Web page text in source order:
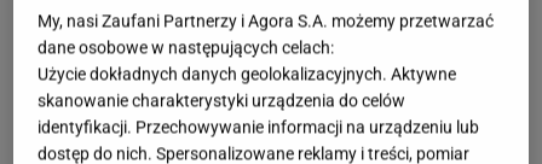
Lisafiitt pokazała Instagramie, jak prawidłowo
wykonać stretching
My, nasi Zaufani Partnerzy i Agora S.A. możemy przetwarzać
dane osobowe w następujących celach:
Użycie dokładnych danych geolokalizacyjnych. Aktywne
skanowanie charakterystyki urządzenia do celów
identyfikacji. Przechowywanie informacji na urządzeniu lub
dostęp do nich. Spersonalizowane reklamy i treści, pomiar